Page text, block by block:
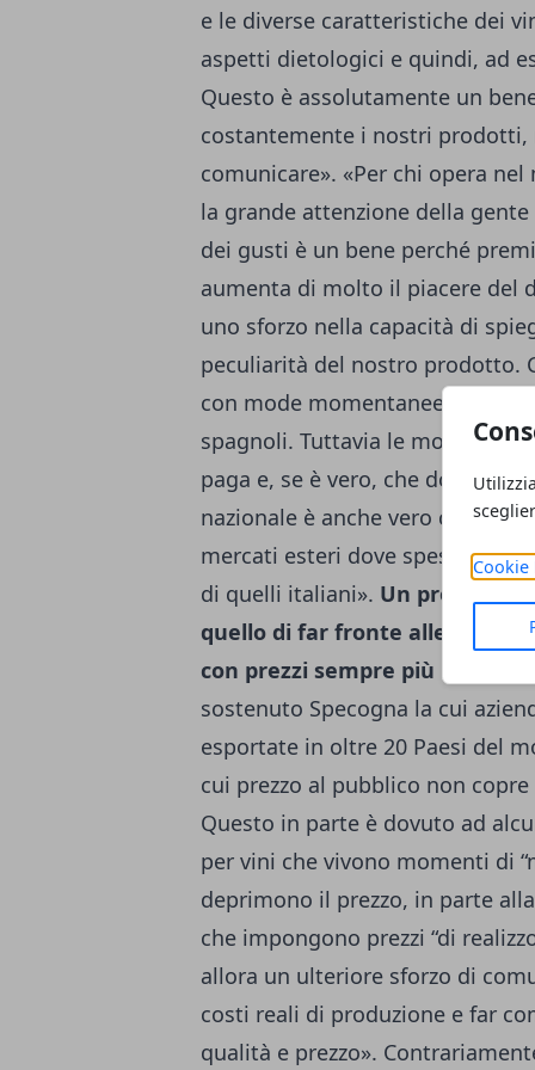
Cookie
e le diverse caratteristiche dei
aspetti dietologici e quindi, ad
Questo è assolutamente un
costantemente i nostri prodotti,
comunicare». «Per chi opera
la grande attenzione della
dei gusti è un bene perché
aumenta di molto il piacere del
uno sforzo nella capacità di
peculiarità del nostro prodotto.
con mode momentanee come
spagnoli. Tuttavia le mode
paga e, se è vero, che
nazionale è anche vero che
mercati esteri dove spesso i
di quelli italiani». Un problema
quello di far fronte alle
con prezzi sempre più bassi
sostenuto Specogna la cui
esportate in oltre 20 Paesi del
cui prezzo al pubblico non
Questo in parte è dovuto ad
per vini che vivono momenti di
deprimono il prezzo, in parte
che impongono prezzi “di
allora un ulteriore sforzo di
costi reali di produzione e far
qualità e prezzo».